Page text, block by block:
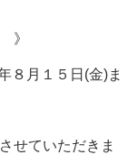
》
８月１５日(金)ま
せていただきま